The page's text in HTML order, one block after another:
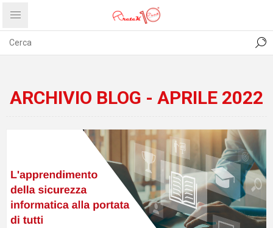
PRIVACY ABOUT US
ARCHIVIO BLOG - APRILE 2022